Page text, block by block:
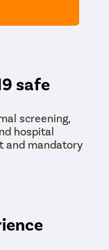
1.8 मि.मी.चा चीरा
लेन्स काढून
मोतीबिंदू
हल्ल्याचे तंत्र आहे.
ढगाळ भाग काढून
सर्वात योग्य
आम्ही या
केली जाते-
safe
screening,
hospital
and mandatory